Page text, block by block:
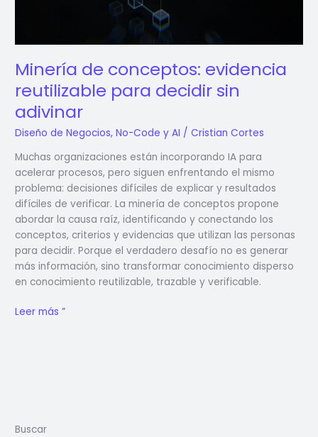
Minería de conceptos: evidencia
reutilizable para decidir sin
adivinar
Diseño de Negocios,No-Code y AI /Cristian Cortes
Muchas organizaciones están incorporando IA para
acelerar procesos, pero siguen enfrentando el mismo
problema: decisiones difíciles de explicar y resultados
difíciles de verificar. La minería de conceptos propone
abordar la causa raíz, identificando y conectando los
conceptos, criterios y evidencias que utilizan las personas
para decidir. Porque el verdadero desafío no es generar
más información, sino transformar conocimiento disperso
en conocimiento reutilizable, trazable y verificable.
Leer más ”
Buscar